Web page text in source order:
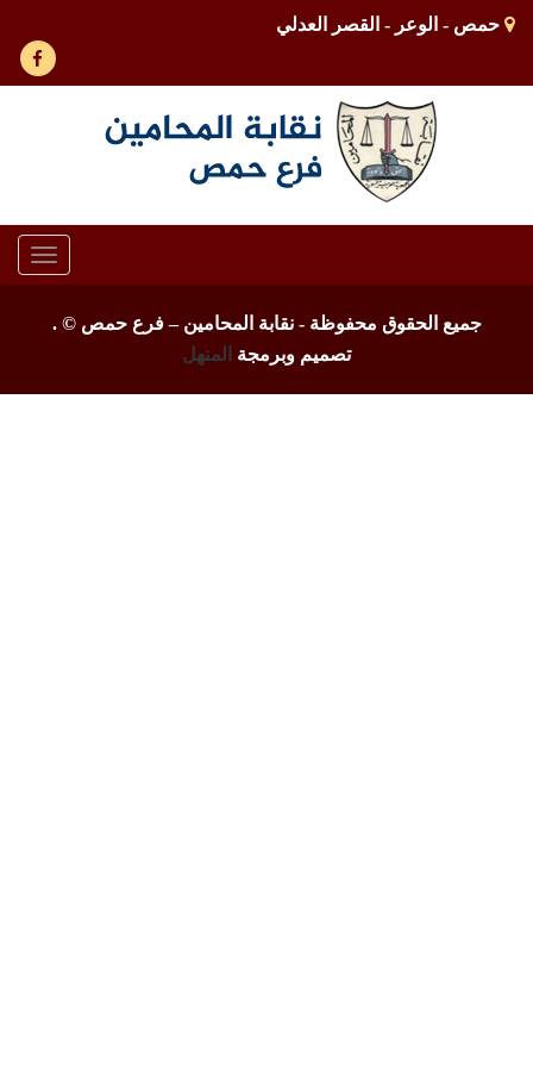
حمص - الوعر - القصر العدلي
جميع الحقوق محفوظة - نقابة المحامين – فرع حمص ©.
تصميم وبرمجة
المنهل